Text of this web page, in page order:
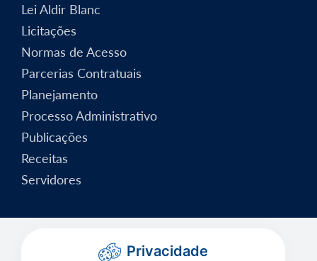
Lei Aldir Blanc
Licitações
Normas de Acesso
Parcerias Contratuais
Planejamento
Processo Administrativo
Publicações
Receitas
Servidores
Privacidade